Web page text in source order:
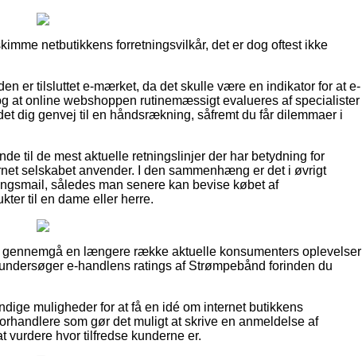
netbutikkens forretningsvilkår, det er dog oftest ikke
er tilsluttet e-mærket, da det skulle være en indikator for at e-
at online webshoppen rutinemæssigt evalueres af specialister
dig genvej til en håndsrækning, såfremt du får dilemmaer i
til de mest aktuelle retningslinjer der har betydning for
selskabet anvender. I den sammenhæng er det i øvrigt
således man senere kan bevise købet af
til en dame eller herre.
en længere række aktuelle konsumenters oplevelser
e-handlens ratings af Strømpebånd forinden du
muligheder for at få en idé om internet butikkens
som gør det muligt at skrive en anmeldelse af
vurdere hvor tilfredse kunderne er.